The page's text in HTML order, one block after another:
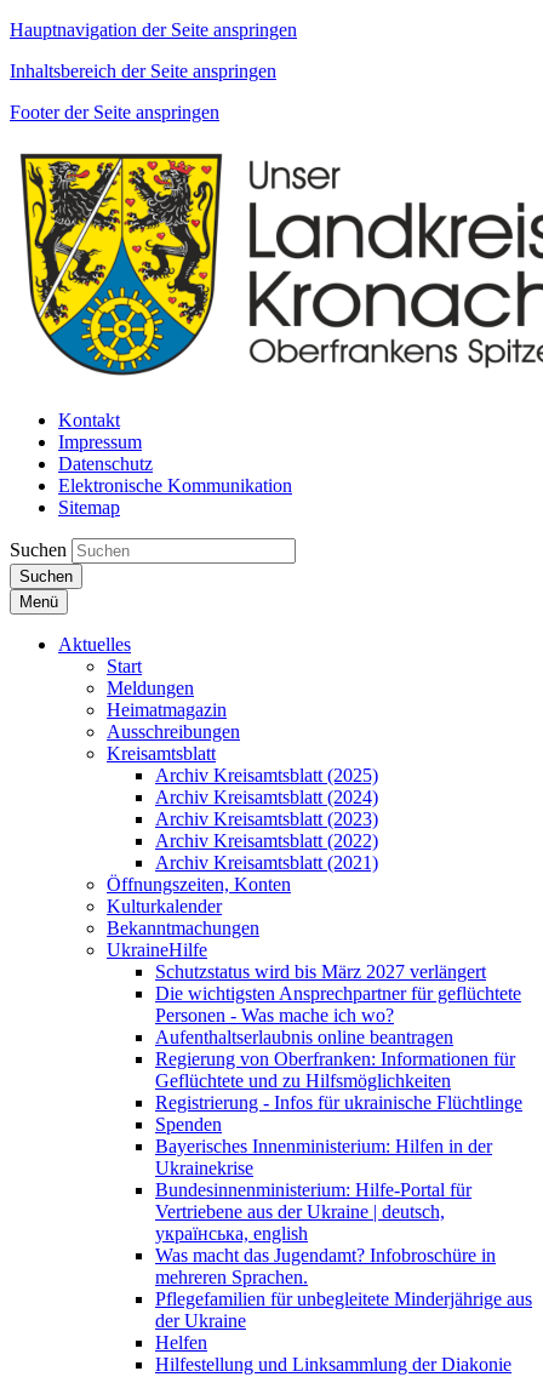
Hauptnavigation der Seite anspringen
Inhaltsbereich der Seite anspringen
Footer der Seite anspringen
Kontakt
Impressum
Datenschutz
Elektronische Kommunikation
Sitemap
Suchen
Suchen
Menü
Aktuelles
Start
Meldungen
Heimatmagazin
Ausschreibungen
Kreisamtsblatt
Archiv Kreisamtsblatt (2025)
Archiv Kreisamtsblatt (2024)
Archiv Kreisamtsblatt (2023)
Archiv Kreisamtsblatt (2022)
Archiv Kreisamtsblatt (2021)
Öffnungszeiten, Konten
Kulturkalender
Bekanntmachungen
UkraineHilfe
Schutzstatus wird bis März 2027 verlängert
Die wichtigsten Ansprechpartner für geflüchtete
Personen - Was mache ich wo?
Aufenthaltserlaubnis online beantragen
Regierung von Oberfranken: Informationen für
Geflüchtete und zu Hilfsmöglichkeiten
Registrierung - Infos für ukrainische Flüchtlinge
Spenden
Bayerisches Innenministerium: Hilfen in der
Ukrainekrise
Bundesinnenministerium: Hilfe-Portal für
Vertriebene aus der Ukraine | deutsch,
українська, english
Was macht das Jugendamt? Infobroschüre in
mehreren Sprachen.
Pflegefamilien für unbegleitete Minderjährige aus
der Ukraine
Helfen
Hilfestellung und Linksammlung der Diakonie